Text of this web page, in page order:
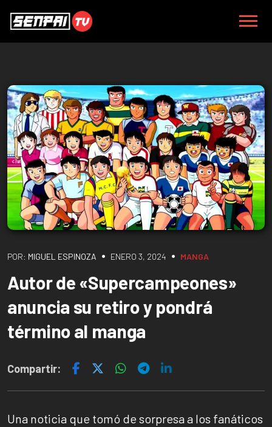
POR: MIGUEL ESPINOZA • ENERO 3, 2024 • MANGA
Autor de «Supercampeones»
anuncia su retiro y pondrá
término al manga
Compartir:
Una noticia que tomó de sorpresa a los fanáticos